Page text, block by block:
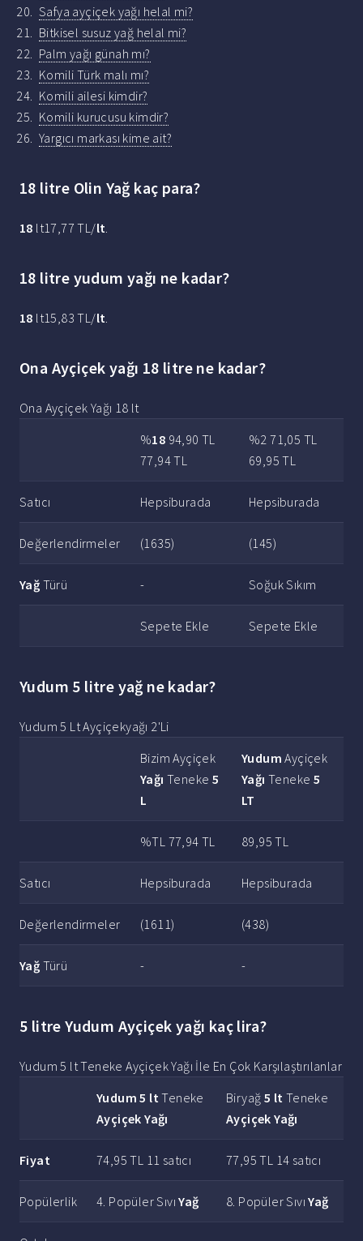
Safya ayçiçek yağı helal mi?
Bitkisel susuz yağ helal mi?
Palm yağı günah mı?
Komili Türk malı mı?
Komili ailesi kimdir?
Komili kurucusu kimdir?
Yargıcı markası kime ait?
18 litre Olin Yağ kaç para?
18 lt17,77 TL/lt.
18 litre yudum yağı ne kadar?
18 lt15,83 TL/lt.
Ona Ayçiçek yağı 18 litre ne kadar?
Ona Ayçiçek Yağı 18 lt
%18 94,90 TL
77,94 TL
%2 71,05 TL
69,95 TL
Satıcı Hepsiburada Hepsiburada
Değerlendirmeler (1635) (145)
Yağ Türü - Soğuk Sıkım
Sepete Ekle Sepete Ekle
Yudum 5 litre yağ ne kadar?
Yudum 5 Lt Ayçiçekyağı 2'Li
Bizim Ayçiçek
Yağı Teneke 5
L
Yudum Ayçiçek
Yağı Teneke 5
LT
%TL 77,94 TL 89,95 TL
Satıcı Hepsiburada Hepsiburada
Değerlendirmeler (1611) (438)
Yağ Türü - -
5 litre Yudum Ayçiçek yağı kaç lira?
Yudum 5 lt Teneke Ayçiçek Yağı İle En Çok Karşılaştırılanlar
Yudum 5 ltTeneke
Ayçiçek Yağı
Biryağ 5 lt Teneke
Ayçiçek Yağı
Fiyat 74,95 TL 11 satıcı 77,95 TL 14 satıcı
Popülerlik 4. Popüler SıvıYağ 8. Popüler SıvıYağ